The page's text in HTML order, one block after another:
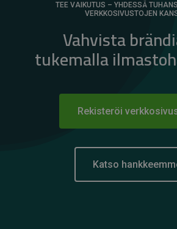
TEE VAIKUTUS – YHDESSÄ
VERKKOSIVUSTOJEN
Vahvista
tukemalla
Rekisteröi
Katso